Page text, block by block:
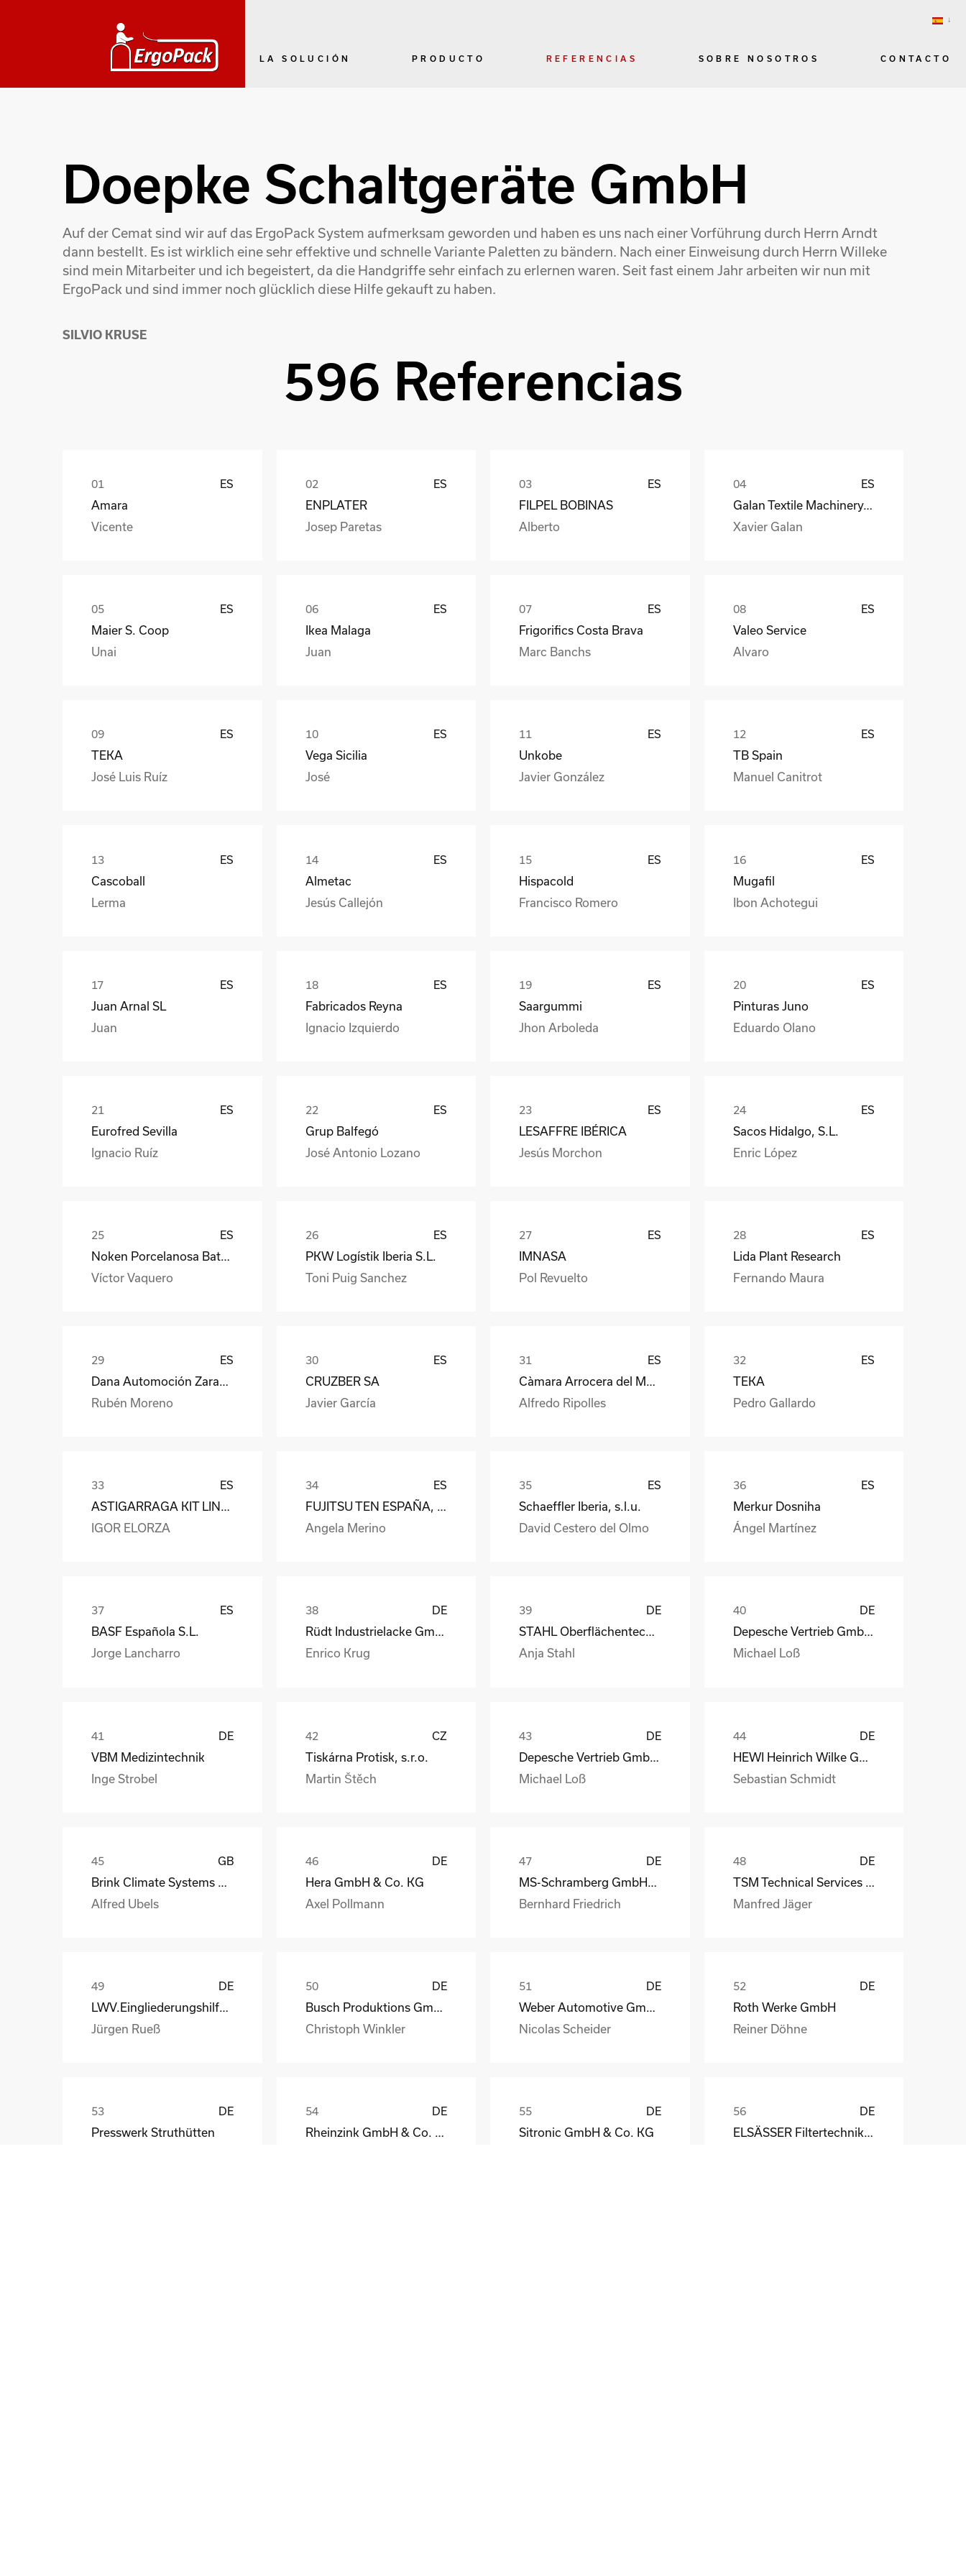
LA SOLUCIÓN PRODUCTO REFERENCIAS SOBRE NOSOTROS CONTACTO
Doepke Schaltgeräte GmbH
Auf der Cemat sind wir auf das ErgoPack System aufmerksam geworden und haben es uns nach einer Vorführung durch Herrn Arndt
dann bestellt. Es ist wirklich eine sehr effektive und schnelle Variante Paletten zu bändern. Nach einer Einweisung durch Herrn Willeke
sind mein Mitarbeiter und ich begeistert, da die Handgriffe sehr einfach zu erlernen waren. Seit fast einem Jahr arbeiten wir nun mit
ErgoPack und sind immer noch glücklich diese Hilfe gekauft zu haben.
SILVIO KRUSE
596 Referencias
ES
Amara
Vicente
ES
ENPLATER
Josep Paretas
ES
FILPEL BOBINAS
Alberto
ES
Galan Textile Machinery, S.L.
Xavier Galan
ES
Maier S. Coop
Unai
ES
Ikea Malaga
Juan
ES
Frigorifics Costa Brava
Marc Banchs
ES
Valeo Service
Alvaro
ES
TEKA
José Luis Ruíz
ES
Vega Sicilia
José
ES
Unkobe
Javier González
ES
TB Spain
Manuel Canitrot
ES
Cascoball
Lerma
ES
Almetac
Jesús Callejón
ES
Hispacold
Francisco Romero
ES
Mugafil
Ibon Achotegui
ES
Juan Arnal SL
Juan
ES
Fabricados Reyna
Ignacio Izquierdo
ES
Saargummi
Jhon Arboleda
ES
Pinturas Juno
Eduardo Olano
ES
Eurofred Sevilla
Ignacio Ruíz
ES
Grup Balfegó
José Antonio Lozano
ES
LESAFFRE IBÉRICA
Jesús Morchon
ES
Sacos Hidalgo, S.L.
Enric López
ES
Víctor Vaquero
ES
PKW Logístik Iberia S.L.
Toni Puig Sanchez
ES
IMNASA
Pol Revuelto
ES
Lida Plant Research
Fernando Maura
ES
Dana Automoción Zaragoza
Rubén Moreno
ES
CRUZBER SA
Javier García
ES
Càmara Arrocera del Montsià
Alfredo Ripolles
ES
TEKA
Pedro Gallardo
ES
ASTIGARRAGA KIT LINE S.L.
IGOR ELORZA
ES
FUJITSU TEN ESPAÑA, S.A.
Angela Merino
ES
Schaeffler Iberia, s.l.u.
David Cestero del Olmo
ES
Merkur Dosniha
Ángel Martínez
ES
BASF Española S.L.
Jorge Lancharro
DE
Rüdt Industrielacke GmbH & Co.KG
Enrico Krug
DE
STAHL Oberflächentechnik GmbH
Anja Stahl
DE
Depesche Vertrieb GmbH & Co. KG
Michael Loß
DE
VBM Medizintechnik
Inge Strobel
CZ
Tiskárna Protisk, s.r.o.
Martin Štěch
DE
Michael Loß
DE
Sebastian Schmidt
GB
Alfred Ubels
DE
Hera GmbH & Co. KG
Axel Pollmann
DE
Bernhard Friedrich
DE
Manfred Jäger
DE
Jürgen Rueß
DE
Christoph Winkler
DE
Nicolas Scheider
DE
Roth Werke GmbH
Reiner Döhne
DE
Presswerk Struthütten
DE
Rheinzink GmbH & Co. KG
DE
Sitronic GmbH & Co. KG
DE
ELSÄSSER Filtertechnik GmbH